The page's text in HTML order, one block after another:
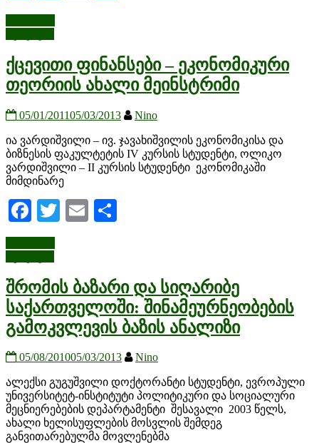
ქცევითი ფინანსები – ეკონომიკური
თეორიის ახალი მეინსტრიმი
05/01/201105/03/2013 Nino
ია ვარდიშვილი – ივ. ჯავახიშვილის ეკონომიკისა და
ბიზნესის ფაკულტეტის IV კურსის სტუდენტი, ოლიკო
ვარდიშვილი – II კურსის სტუდენტი ეკონომიკაში
მიმდინარე
Facebook
TwitterEmail
შრომის ბაზარი და სიღარიბე
საქართველოში: შინამეურნეობების
გამოკვლევის ბაზის ანალიზი
05/08/201005/03/2013 Nino
ალექსი გუგუშვილი დოქტორანტი სტუდენტი, ევროპული
უნივერსიტეტ-ინსტიტუტი პოლიტიკური და სოციალური
მეცნიერებების დეპარტამენტი შესავალი 2003 წელს,
ახალი ხელისუფლების მოსვლის შემდეგ
განვითარებულმა მოვლენებმა